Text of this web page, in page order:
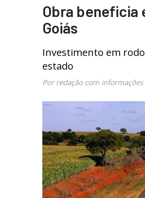
Obra beneficia
Goiás
Investimento em
estado
Por redação com